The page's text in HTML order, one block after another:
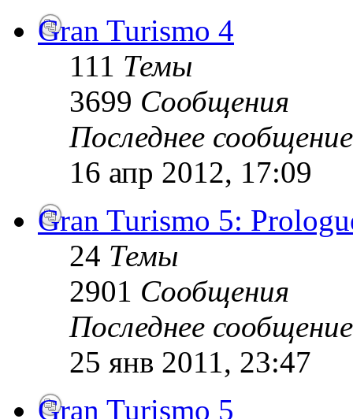
Gran Turismo 4
111 Темы
3699 Сообщения
Последнее сообщение
16 апр 2012, 17:09
Gran Turismo 5:
24 Темы
2901 Сообщения
Последнее сообщение
25 янв 2011, 23:47
Gran Turismo 5